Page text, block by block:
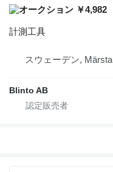
￥4,982
計測工具
スウェーデン, Märsta
Blinto AB